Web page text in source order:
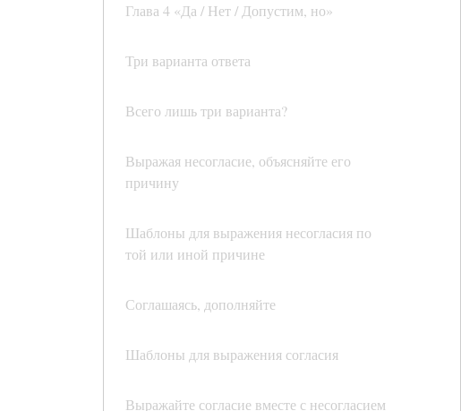
Глава 4 «Да / Нет / Допустим, но»
Три варианта ответа
Всего лишь три варианта?
Выражая несогласие, объясняйте его
причину
Шаблоны для выражения несогласия по
той или иной причине
Соглашаясь, дополняйте
Шаблоны для выражения согласия
Выражайте согласие вместе с несогласием